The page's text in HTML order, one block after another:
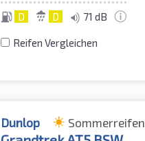
D D 71 dB
Reifen Vergleichen
Dunlop Sommerreifen